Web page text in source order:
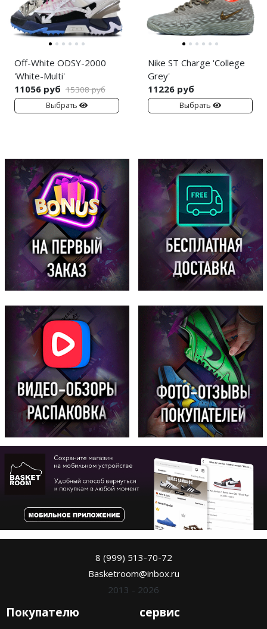
Off-White ODSY-2000
'White-Multi'
11056 руб 15308 руб
Выбрать
Nike ST Charge 'College
Grey'
11226 руб
Выбрать
8 (999) 513-70-72
Basketroom@inbox.ru
2013 - 2026
Покупателю сервис